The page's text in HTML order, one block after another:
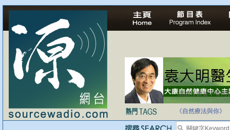
法治社會並不等同
《自然療法與你》